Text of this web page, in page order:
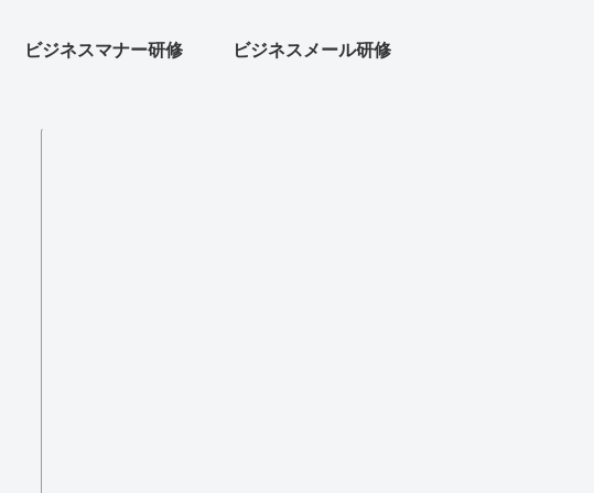
ビジネスマナー研修 ビジネスメール研修